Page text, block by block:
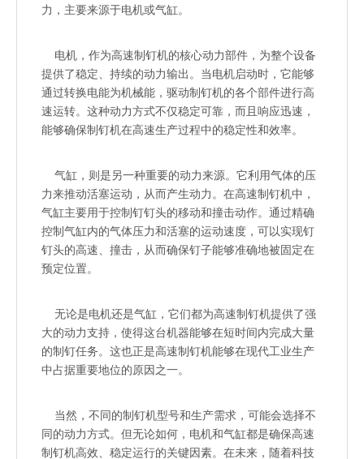
力，主要来源于电机或气缸。
电机，作为高速制钉机的核心动力部件，为整个设备
提供了稳定、持续的动力输出。当电机启动时，它能够
通过转换电能为机械能，驱动制钉机的各个部件进行高
速运转。这种动力方式不仅稳定可靠，而且响应迅速，
能够确保制钉机在高速生产过程中的稳定性和效率。
气缸，则是另一种重要的动力来源。它利用气体的压
力来推动活塞运动，从而产生动力。在高速制钉机中，
气缸主要用于控制钉钉头的移动和撞击动作。通过精确
控制气缸内的气体压力和活塞的运动速度，可以实现钉
钉头的高速、撞击，从而确保钉子能够准确地被固定在
预定位置。
无论是电机还是气缸，它们都为高速制钉机提供了强
大的动力支持，使得这台机器能够在短时间内完成大量
的制钉任务。这也正是高速制钉机能够在现代工业生产
中占据重要地位的原因之一。
当然，不同的制钉机型号和生产需求，可能会选择不
同的动力方式。但无论如何，电机和气缸都是确保高速
制钉机高效、稳定运行的关键因素。在未来，随着科技